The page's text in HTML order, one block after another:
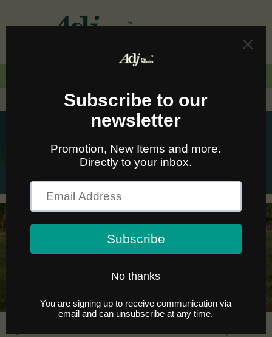
Outdoor Products Clothing
เสื้อผ้า เสื้อยืดใส่สบาย กางเกงขาสั้น หมวก สไตล์สตรีท